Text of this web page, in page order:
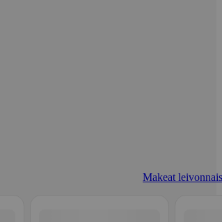
Makeat